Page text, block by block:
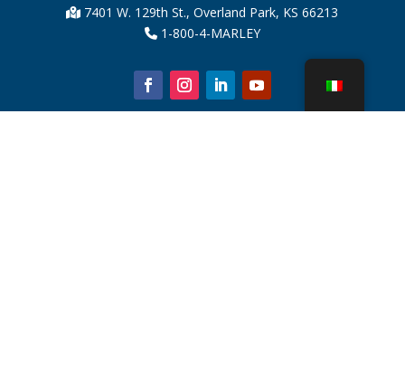
7401 W. 129th St., Overland Park, KS 66213
1-800-4-MARLEY